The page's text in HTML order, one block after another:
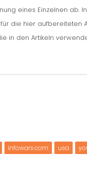
eines Einzelnen
die hier aufbereiteten
in den Artikeln
infowars.com usa